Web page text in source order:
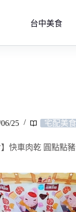
台中美食
25 宅配美食
快車肉乾 圓點點